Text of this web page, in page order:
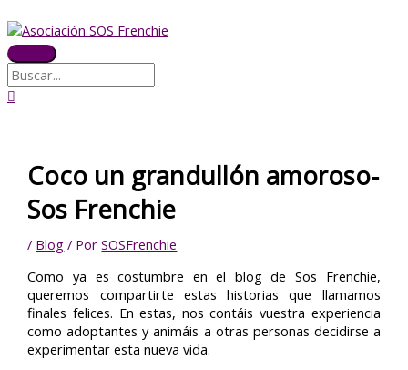
al
contenido
PRINCIPAL
por:
Coco un grandullón amoroso-
Sos Frenchie
/ Blog / PorSOSFrenchie
Como ya es costumbre en el blog de Sos Frenchie,
queremos compartirte estas historias que llamamos
finales felices. En estas, nos contáis vuestra experiencia
como adoptantes y animáis a otras personas decidirse a
experimentar esta nueva vida.